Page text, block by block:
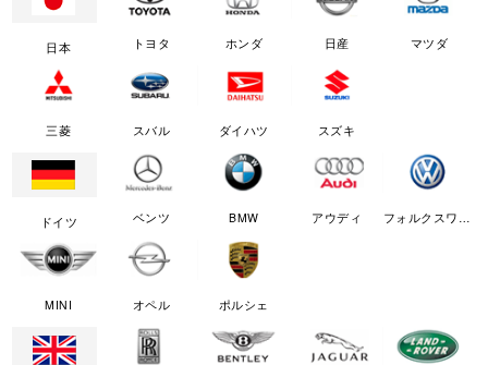
日本 トヨタ ホンダ 日産 マツダ
三菱 スバル ダイハツ スズキ
ドイツ ベンツ BMW アウディ フォルクスワーゲン
MINI オペル ポルシェ